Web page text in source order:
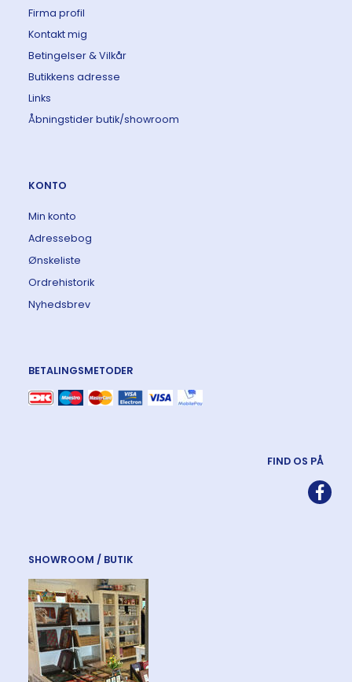
Firma profil
Kontakt mig
Betingelser & Vilkår
Butikkens adresse
Links
Åbningstider butik/showroom
KONTO
Min konto
Adressebog
Ønskeliste
Ordrehistorik
Nyhedsbrev
BETALINGSMETODER
FIND OS PÅ
SHOWROOM / BUTIK